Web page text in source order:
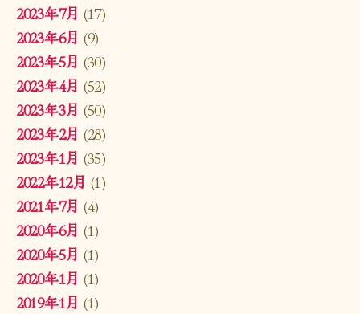
2023年7月 (17)
2023年6月 (9)
2023年5月 (30)
2023年4月 (52)
2023年3月 (50)
2023年2月 (28)
2023年1月 (35)
2022年12月 (1)
2021年7月 (4)
2020年6月 (1)
2020年5月 (1)
2020年1月 (1)
2019年1月 (1)